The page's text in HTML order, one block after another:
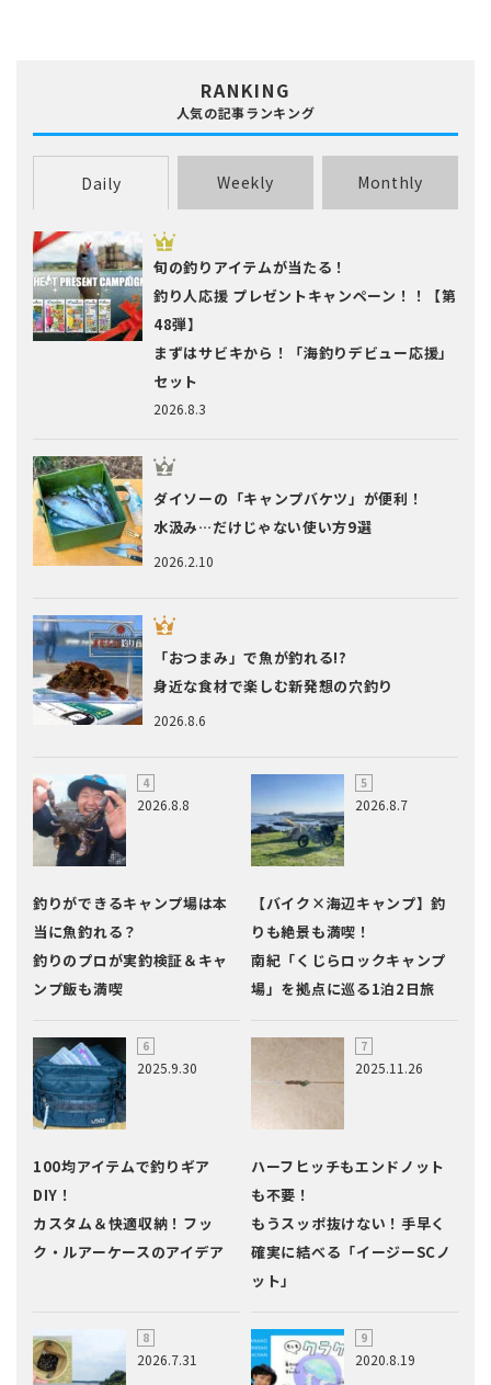
RANKING
人気の記事ランキング
Daily Weekly Monthly
2026.8.3
旬の釣りアイテムが当たる！
釣り人応援 プレゼントキャンペーン！！【第
48弾】
まずはサビキから！「海釣りデビュー応援」
セット
2026.2.10
ダイソーの「キャンプバケツ」が便利！
水汲み…だけじゃない使い方9選
2026.8.6
「おつまみ」で魚が釣れる!?
身近な食材で楽しむ新発想の穴釣り
2026.8.8
釣りができるキャンプ場は本
当に魚釣れる？
釣りのプロが実釣検証＆キャ
ンプ飯も満喫
2026.8.7
【バイク×海辺キャンプ】釣
りも絶景も満喫！
南紀「くじらロックキャンプ
場」を拠点に巡る1泊2日旅
2025.9.30
100均アイテムで釣りギア
DIY！
カスタム＆快適収納！フッ
ク・ルアーケースのアイデア
2025.11.26
ハーフヒッチもエンドノット
も不要！
もうスッポ抜けない！手早く
確実に結べる「イージーSCノ
ット」
2026.7.31 2020.8.19